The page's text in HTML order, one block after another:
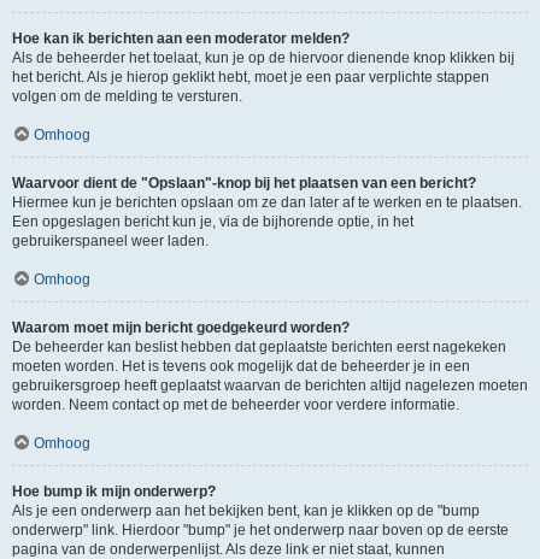
Hoe kan ik berichten aan een moderator melden?
Als de beheerder het toelaat, kun je op de hiervoor dienende knop klikken bij
het bericht. Als je hierop geklikt hebt, moet je een paar verplichte stappen
volgen om de melding te versturen.
Omhoog
Waarvoor dient de "Opslaan"-knop bij het plaatsen van een bericht?
Hiermee kun je berichten opslaan om ze dan later af te werken en te plaatsen.
Een opgeslagen bericht kun je, via de bijhorende optie, in het
gebruikerspaneel weer laden.
Omhoog
Waarom moet mijn bericht goedgekeurd worden?
De beheerder kan beslist hebben dat geplaatste berichten eerst nagekeken
moeten worden. Het is tevens ook mogelijk dat de beheerder je in een
gebruikersgroep heeft geplaatst waarvan de berichten altijd nagelezen moeten
worden. Neem contact op met de beheerder voor verdere informatie.
Omhoog
Hoe bump ik mijn onderwerp?
Als je een onderwerp aan het bekijken bent, kan je klikken op de "bump
onderwerp" link. Hierdoor "bump" je het onderwerp naar boven op de eerste
pagina van de onderwerpenlijst. Als deze link er niet staat, kunnen